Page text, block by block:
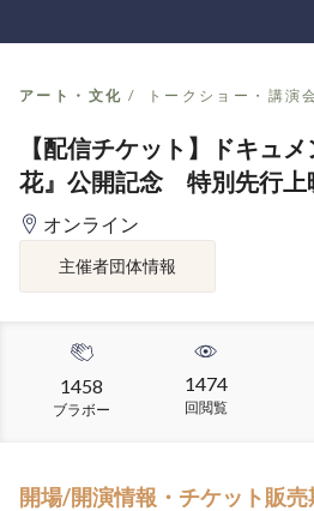
アート・文化 トークショー・講演
【配信チケット】ドキュ
花』公開記念 特別先行上
オンライン
主催者団体情報
1458
ブラボー
1474
回閲覧
開場/開演情報・チケット販売